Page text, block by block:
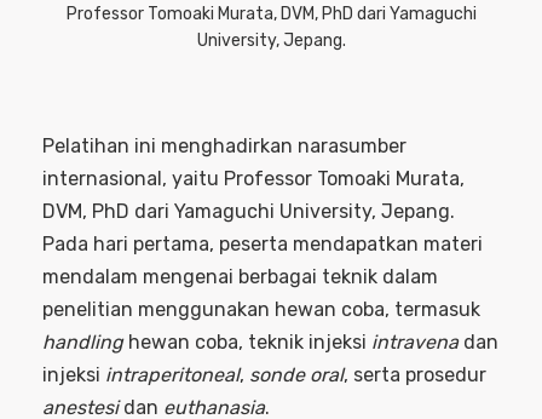
Professor Tomoaki Murata, DVM, PhD dari Yamaguchi
University, Jepang.
Pelatihan ini menghadirkan narasumber
internasional, yaitu Professor Tomoaki Murata,
DVM, PhD dari Yamaguchi University, Jepang.
Pada hari pertama, peserta mendapatkan materi
mendalam mengenai berbagai teknik dalam
penelitian menggunakan hewan coba, termasuk
handlinghewan coba, teknik injeksi intravenadan
injeksi intraperitoneal, sonde oral, serta prosedur
anestesidan euthanasia.